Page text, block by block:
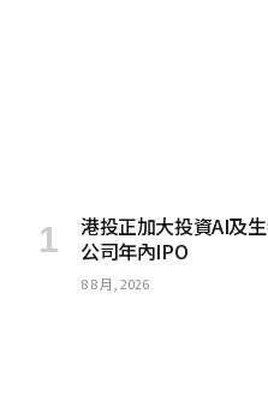
港投正加大投資AI及
公司年內IPO
8 8 月, 2026